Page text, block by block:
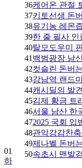
36케어온 관절
37키토선생 돈
38유기농 레몬
39한 줄 필사 인
40탈모도우미
41 백범광장 남
42컷슬린 돈버
43강남역 랜드
44캐시딜의 발
45김제 황금 트
46서울 남산 한
472025 국회 입
48관악강감찬축
49제나벨 돈버
50속초시 맨발
루
6